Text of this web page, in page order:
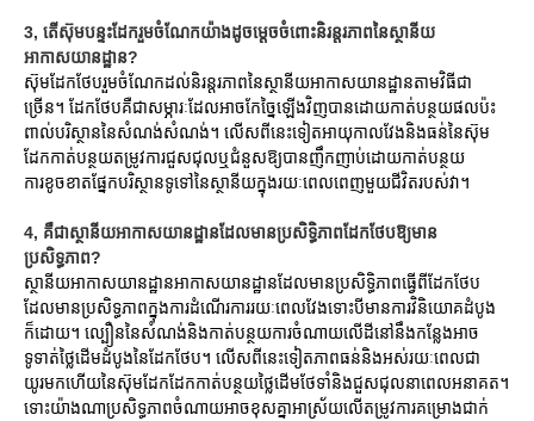
3, តើស៊ុមបន្ទះដែករួមចំណែកយ៉ាងដូចម្តេចចំពោះនិរន្តរភាពនៃស្ថានីយ
អាកាសយានដ្ឋាន?
ស៊ុមដែកថែបរួមចំណែកដល់និរន្តរភាពនៃស្ថានីយអាកាសយានដ្ឋានតាមវិធីជា
ច្រើន។ ដែកថែបគឺជាសម្ភារៈដែលអាចកែច្នៃឡើងវិញបានដោយកាត់បន្ថយផលប៉ះ
ពាល់បរិស្ថាននៃសំណង់សំណង់។ លើសពីនេះទៀតអាយុកាលវែងនិងធន់នៃស៊ុម
ដែកកាត់បន្ថយតម្រូវការជួសជុលឬជំនួសឱ្យបានញឹកញាប់ដោយកាត់បន្ថយ
ការខូចខាតផ្នែកបរិស្ថានទូទៅនៃស្ថានីយក្នុងរយៈពេលពេញមួយជីវិតរបស់វា។
4, គឺជាស្ថានីយអាកាសយានដ្ឋានដែលមានប្រសិទ្ធិភាពដែកថែបឱ្យមាន
ប្រសិទ្ធភាព?
ស្ថានីយអាកាសយានដ្ឋានអាកាសយានដ្ឋានដែលមានប្រសិទ្ធិភាពធ្វើពីដែកថែប
ដែលមានប្រសិទ្ធភាពក្នុងការដំណើរការរយៈពេលវែងទោះបីមានការវិនិយោគដំបូង
ក៏ដោយ។ ល្បឿននៃសំណង់និងកាត់បន្ថយការចំណាយលើដីនៅនឹងកន្លែងអាច
ទូទាត់ថ្លៃដើមដំបូងនៃដែកថែប។ លើសពីនេះទៀតភាពធន់និងអស់រយៈពេលជា
យូរមកហើយនៃស៊ុមដែកដែកកាត់បន្ថយថ្លៃដើមថែទាំនិងជួសជុលនាពេលអនាគត។
ទោះយ៉ាងណាប្រសិទ្ធភាពចំណាយអាចខុសគ្នាអាស្រ័យលើតម្រូវការគម្រោងជាក់